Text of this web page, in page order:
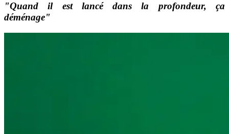
"Quand il est lancé dans la profondeur, ça
déménage"